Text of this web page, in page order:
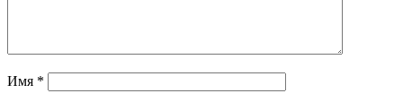
Имя *